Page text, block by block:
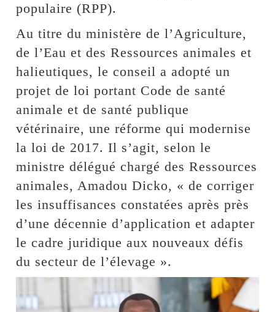
populaire (RPP).
Au titre du ministère de l’Agriculture,
de l’Eau et des Ressources animales et
halieutiques, le conseil a adopté un
projet de loi portant Code de santé
animale et de santé publique
vétérinaire, une réforme qui modernise
la loi de 2017. Il s’agit, selon le
ministre délégué chargé des Ressources
animales, Amadou Dicko, « de corriger
les insuffisances constatées après près
d’une décennie d’application et adapter
le cadre juridique aux nouveaux défis
du secteur de l’élevage ».